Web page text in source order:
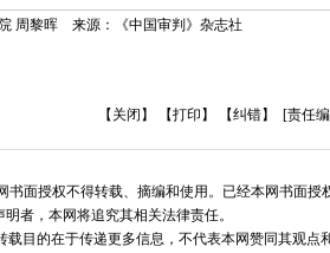
周黎晖 来源：《中国审判》杂志社
【关闭】 【打印】 【纠错】 [责任
面授权不得转载、摘编和使用。已经本网书面授
者，本网将追究其相关法律责任。
目的在于传递更多信息，不代表本网赞同其观点